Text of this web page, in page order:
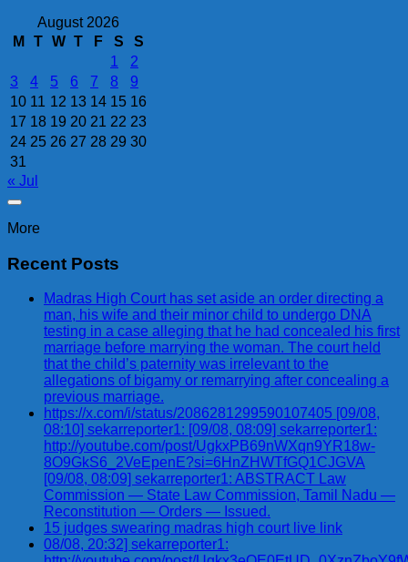
August 2026
M
T W T F S
S
1
2
3
4 5 6 7 8
9
10 11 12 13 14 15 16
17 18 19 20 21 22 23
24 25 26 27 28 29 30
31
« Jul
More
Recent Posts
Madras High Court has set aside an order directing a
man, his wife and their minor child to undergo DNA
testing in a case alleging that he had concealed his first
marriage before marrying the woman. The court held
that the child’s paternity was irrelevant to the
allegations of bigamy or remarrying after concealing a
previous marriage.
https://x.com/i/status/2086281299590107405 [09/08,
08:10] sekarreporter1: [09/08, 08:09] sekarreporter1:
http://youtube.com/post/UgkxPB69nWXqn9YR18w-
8O9GkS6_2VeEpenE?si=6HnZHWTfGQ1CJGVA
[09/08, 08:09] sekarreporter1: ABSTRACT Law
Commission — State Law Commission, Tamil Nadu —
Reconstitution — Orders — Issued.
15 judges swearing madras high court live link
08/08, 20:32] sekarreporter1: